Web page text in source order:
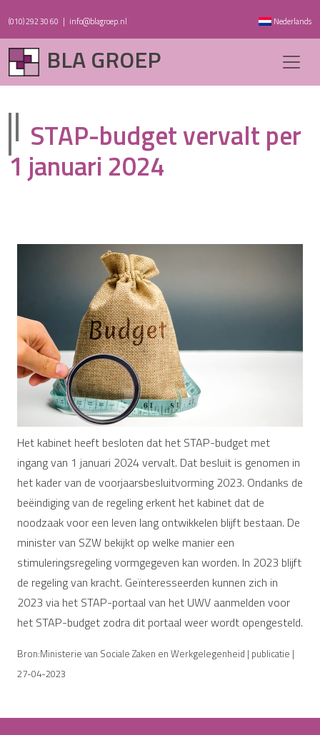
(010) 292 30 60 | info@blagroep.nl Nederlands
BLA GROEP
STAP-budget vervalt per
1 januari 2024
Het kabinet heeft besloten dat het STAP-budget met
ingang van 1 januari 2024 vervalt. Dat besluit is genomen in
het kader van de voorjaarsbesluitvorming 2023. Ondanks de
beëindiging van de regeling erkent het kabinet dat de
noodzaak voor een leven lang ontwikkelen blijft bestaan. De
minister van SZW bekijkt op welke manier een
stimuleringsregeling vormgegeven kan worden. In 2023 blijft
de regeling van kracht. Geïnteresseerden kunnen zich in
2023 via het STAP-portaal van het UWV aanmelden voor
het STAP-budget zodra dit portaal weer wordt opengesteld.
Bron:Ministerie van Sociale Zaken en Werkgelegenheid | publicatie |
27-04-2023